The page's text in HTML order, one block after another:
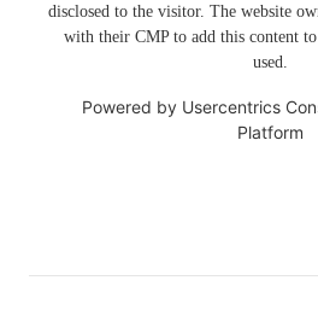
disclosed to the visitor. The website
with their CMP to add this content
used.
Powered by Usercentrics
Platform